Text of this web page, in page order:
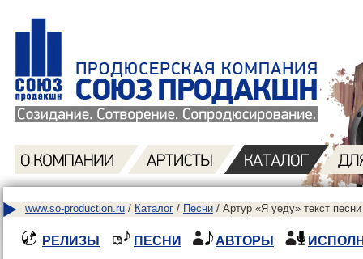
www.so-production.ru / Каталог / Песни / Артур «Я уеду» текст песни
РЕЛИЗЫ ПЕСНИ АВТОРЫ